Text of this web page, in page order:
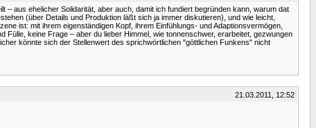
aus ehelicher Solidarität, aber auch, damit ich fundiert begründen kann, warum dat
(über Details und Produktion läßt sich ja immer diskutieren), und wie leicht,
ist: mit ihrem eigenständigen Kopf, ihrem Einfühlungs- und Adaptionsvermögen,
keine Frage – aber du lieber Himmel, wie tonnenschwer, erarbeitet, gezwungen
könnte sich der Stellenwert des sprichwörtlichen "göttlichen Funkens" nicht
21.03.2011, 12:52